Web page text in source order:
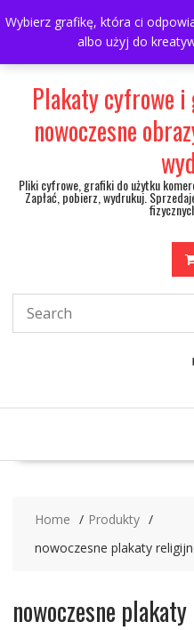
Wybierz grafikę, która ci
albo użyj do
to
697063361
Plakaty cyfrowe
nowoczesne
Pliki cyfrowe, grafiki do użytku
Zapłać, pobierz, wydrukuj.
Home
Produkty
nowoczesne plakaty
nowoczesne